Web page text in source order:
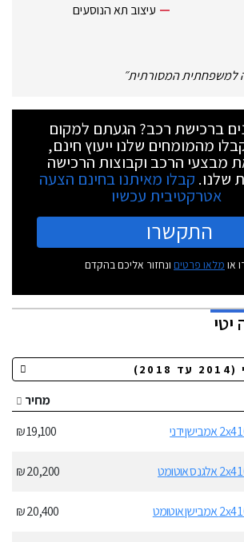
עיצוב תא הנוסעים
למשפחתית המסורתית״
ברכישת רכב? הגעתם למקום
מהמומחים שלנו ייעוץ חינם,
מבצעי הרכב וקבוצות הרכישה
שלנו. קבלו מאיתנו בחינם הצעה
אטרקטיבית עכשיו
התקשרו
או מלאו פרטים ונחזור אליכם בהקדם
יטי
מחיר
19,100 ₪
20,200 ₪
20,400 ₪